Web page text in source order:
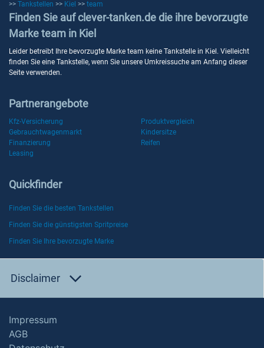
>> Tankstellen >> Kiel >> team
Finden Sie auf clever-tanken.de die ihre bevorzugte
Marke team in Kiel
Leider betreibt Ihre bevorzugte Marke team keine Tankstelle in Kiel. Vielleicht
finden Sie eine Tankstelle, wenn Sie unsere Umkreissuche am Anfang dieser
Seite verwenden.
Partnerangebote
Kfz-Versicherung
Produktvergleich
Gebrauchtwagenmarkt
Kindersitze
Finanzierung
Reifen
Leasing
Quickfinder
Finden Sie die besten Tankstellen
Finden Sie die günstigsten Spritpreise
Finden Sie Ihre bevorzugte Marke
Disclaimer
Impressum
AGB